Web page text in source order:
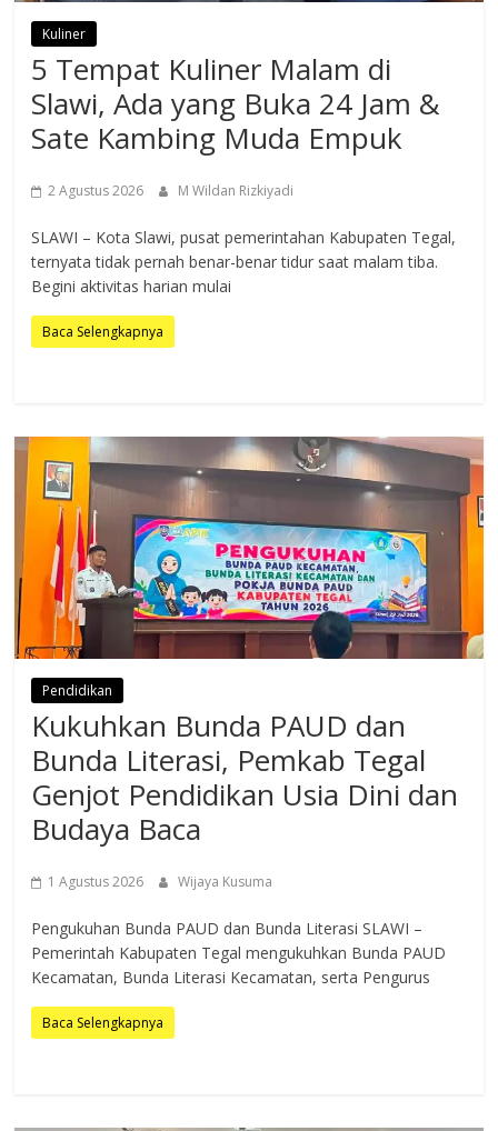
Kuliner
5 Tempat Kuliner Malam di
Slawi, Ada yang Buka 24 Jam &
Sate Kambing Muda Empuk
2 Agustus 2026 M Wildan Rizkiyadi
SLAWI – Kota Slawi, pusat pemerintahan Kabupaten Tegal,
ternyata tidak pernah benar-benar tidur saat malam tiba.
Begini aktivitas harian mulai
Baca Selengkapnya
Pendidikan
Kukuhkan Bunda PAUD dan
Bunda Literasi, Pemkab Tegal
Genjot Pendidikan Usia Dini dan
Budaya Baca
1 Agustus 2026 Wijaya Kusuma
Pengukuhan Bunda PAUD dan Bunda Literasi SLAWI –
Pemerintah Kabupaten Tegal mengukuhkan Bunda PAUD
Kecamatan, Bunda Literasi Kecamatan, serta Pengurus
Baca Selengkapnya